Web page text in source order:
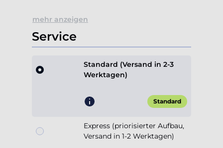
mehr anzeigen
Service
Standard (Versand in 2-3
Werktagen)
Standard
Express (priorisierter Aufbau,
Versand in 1-2 Werktagen)